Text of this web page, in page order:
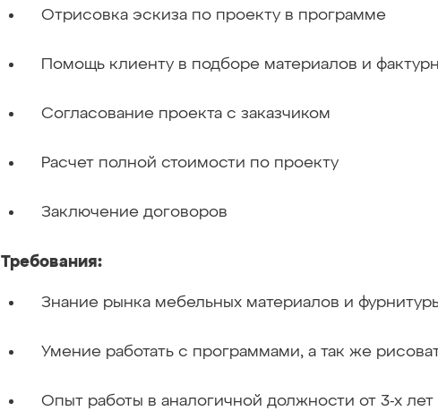
Отрисовка эскиза по проекту в программе
Помощь клиенту в подборе материалов и
Согласование проекта с заказчиком
Расчет полной стоимости по проекту
Заключение договоров
Требования:
Знание рынка мебельных материалов и
Умение работать с программами, а так же
Опыт работы в аналогичной должности от 3-х лет